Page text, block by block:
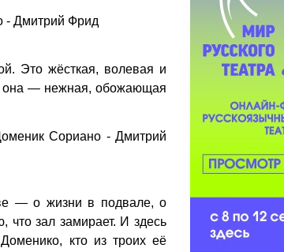
- Дмитрий Фрид
Это жёсткая, волевая и
она — нежная, обожающая
Сориано - Дмитрий
— о жизни в подвале, о
что зал замирает. И здесь
кто из троих её